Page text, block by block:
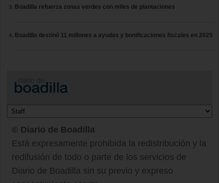
Boadilla refuerza zonas verdes con miles de plantaciones
Boadilla destinó 11 millones a ayudas y bonificaciones fiscales en 2025
© Diario de Boadilla
Está expresamente prohibida la redistribución y la
redifusión de todo o parte de los servicios de
Diario de Boadilla sin su previo y expreso